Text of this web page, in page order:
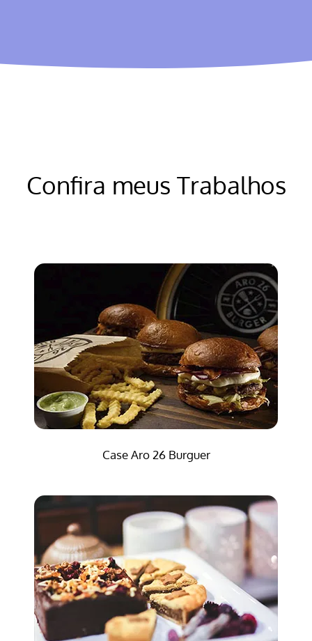
Confira meus Trabalhos
Case Aro 26 Burguer